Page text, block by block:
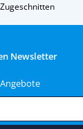
Zugeschnitten
Newsletter